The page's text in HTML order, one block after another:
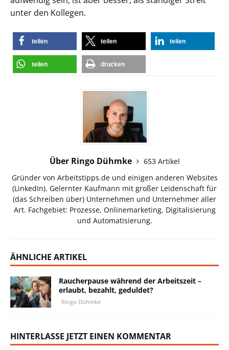
unter den Kollegen.
teilen teilen teilen
teilen drucken
Über Ringo Dühmke
653 Artikel
Gründer von Arbeitstipps.de und einigen anderen Websites
(LinkedIn). Gelernter Kaufmann mit großer Leidenschaft für
(das Schreiben über) Unternehmen und Unternehmer aller
Art. Fachgebiet: Prozesse, Onlinemarketing, Digitalisierung
und Automatisierung.
ÄHNLICHE ARTIKEL
Raucherpause während der Arbeitszeit –
erlaubt, bezahlt, geduldet?
Ringo Dühmke
HINTERLASSE JETZT EINEN KOMMENTAR